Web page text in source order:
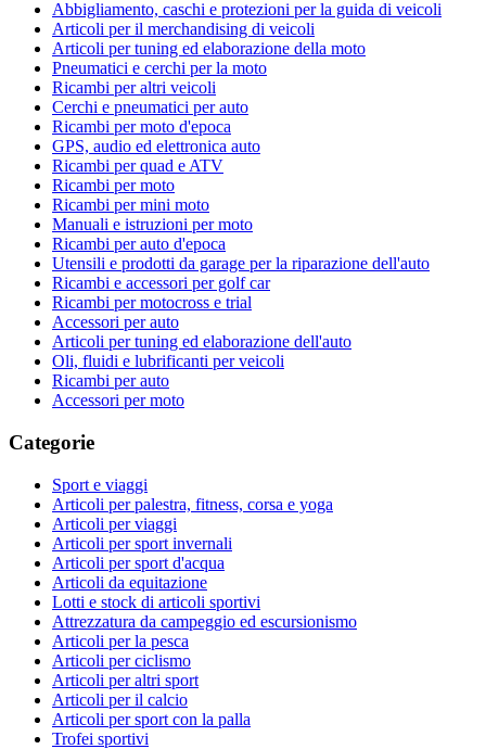
Abbigliamento, caschi e protezioni per la guida di veicoli
Articoli per il merchandising di veicoli
Articoli per tuning ed elaborazione della moto
Pneumatici e cerchi per la moto
Ricambi per altri veicoli
Cerchi e pneumatici per auto
Ricambi per moto d'epoca
GPS, audio ed elettronica auto
Ricambi per quad e ATV
Ricambi per moto
Ricambi per mini moto
Manuali e istruzioni per moto
Ricambi per auto d'epoca
Utensili e prodotti da garage per la riparazione dell'auto
Ricambi e accessori per golf car
Ricambi per motocross e trial
Accessori per auto
Articoli per tuning ed elaborazione dell'auto
Oli, fluidi e lubrificanti per veicoli
Ricambi per auto
Accessori per moto
Categorie
Sport e viaggi
Articoli per palestra, fitness, corsa e yoga
Articoli per viaggi
Articoli per sport invernali
Articoli per sport d'acqua
Articoli da equitazione
Lotti e stock di articoli sportivi
Attrezzatura da campeggio ed escursionismo
Articoli per la pesca
Articoli per ciclismo
Articoli per altri sport
Articoli per il calcio
Articoli per sport con la palla
Trofei sportivi